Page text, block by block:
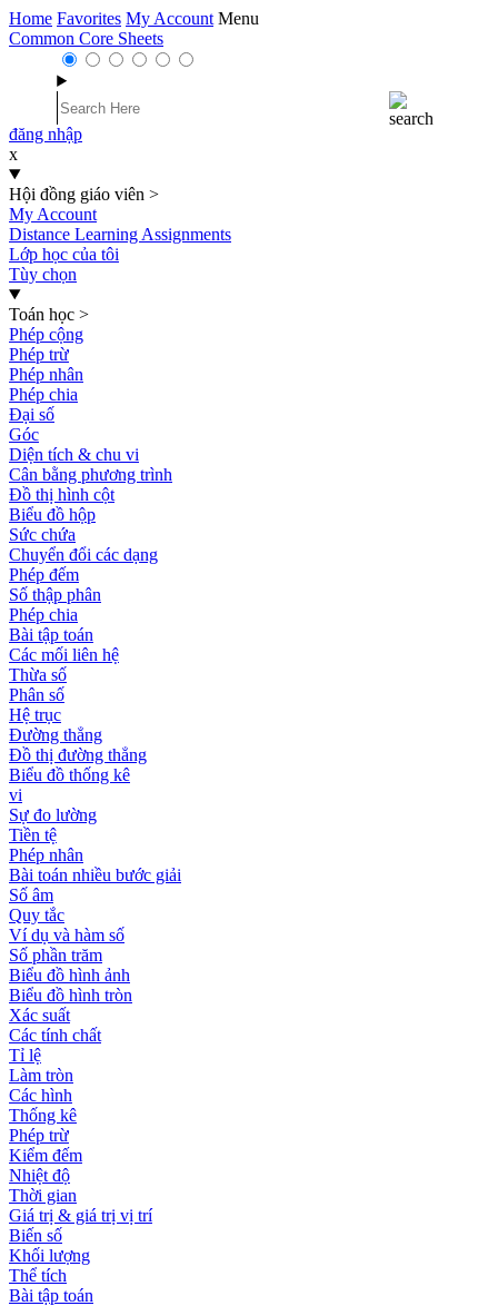
Home Favorites My Account Menu
Common Core Sheets
đăng nhập
x
Hội đồng giáo viên >
My Account
Distance Learning Assignments
Lớp học của tôi
Tùy chọn
Toán học >
Phép cộng
Phép trừ
Phép nhân
Phép chia
Đại số
Góc
Diện tích & chu vi
Cân bằng phương trình
Đồ thị hình cột
Biểu đồ hộp
Sức chứa
Chuyển đổi các dạng
Phép đếm
Số thập phân
Phép chia
Bài tập toán
Các mối liên hệ
Thừa số
Phân số
Hệ trục
Đường thẳng
Đồ thị đường thẳng
Biểu đồ thống kê
vi
Sự đo lường
Tiền tệ
Phép nhân
Bài toán nhiều bước giải
Số âm
Quy tắc
Ví dụ và hàm số
Số phần trăm
Biểu đồ hình ảnh
Biểu đồ hình tròn
Xác suất
Các tính chất
Tỉ lệ
Làm tròn
Các hình
Thống kê
Phép trừ
Kiểm đếm
Nhiệt độ
Thời gian
Giá trị & giá trị vị trí
Biến số
Khối lượng
Thể tích
Bài tập toán